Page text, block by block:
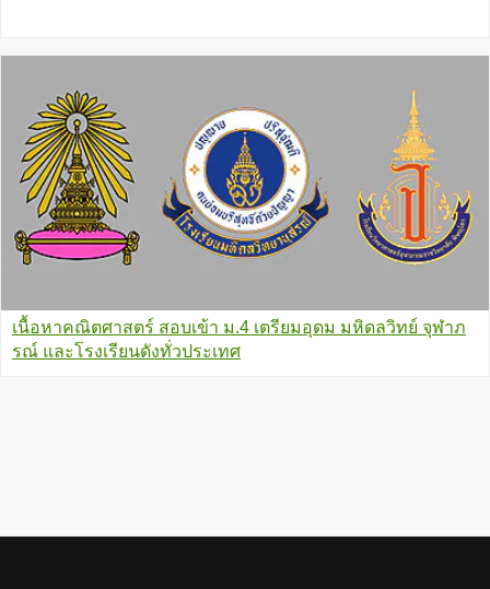
เนื้อหาคณิตศาสตร์ สอบเข้า ม.4 เตรียมอุดม มหิดลวิทย์ จุฬาภ
รณ์ และโรงเรียนดังทั่วประเทศ